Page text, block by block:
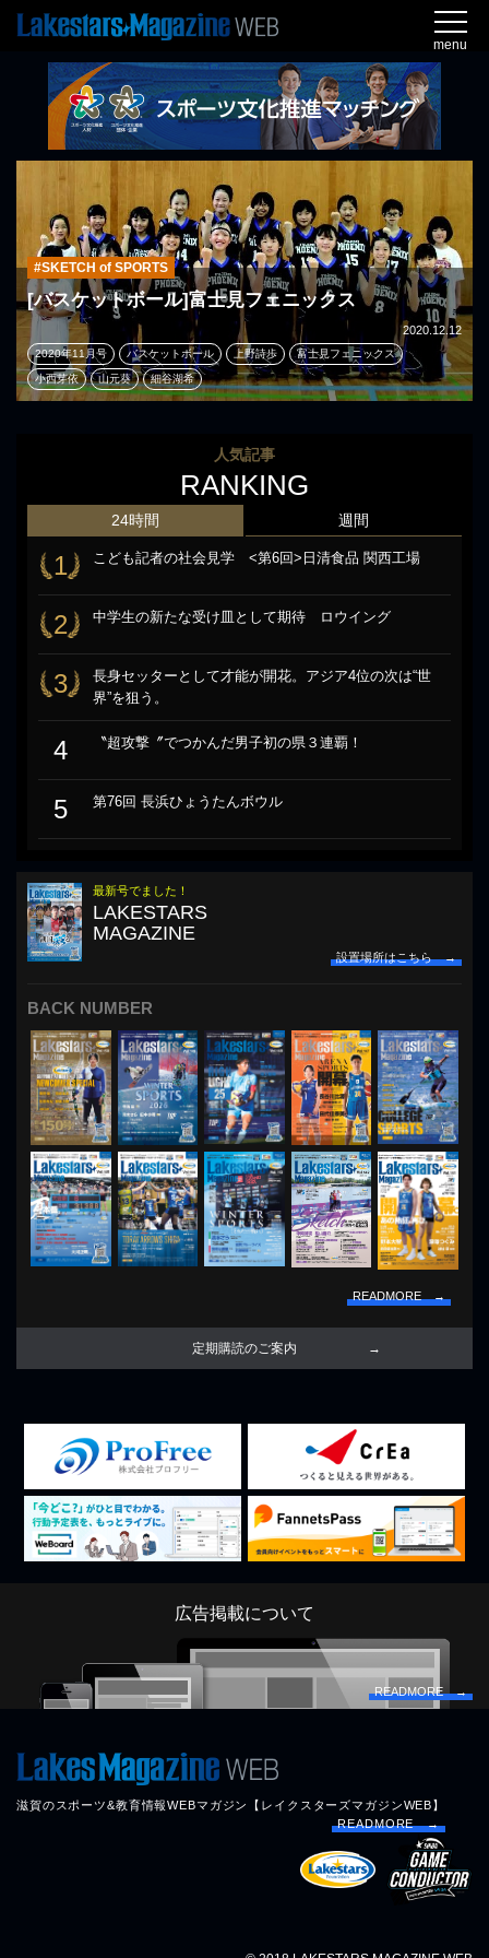
menu
#SKETCH of SPORTS
[バスケットボール]富士見フェニックス
2020.12.12
2020年11月号 バスケットボール 上野詩歩 富士見フェニックス
小西芽依 山元葵 細谷湖希
人気記事
RANKING
24時間
1 こども記者の社会見学 <第6回>日清食品 関西工場
2 中学生の新たな受け皿として期待 ロウイング
3
長身セッターとして才能が開花。アジア4位の次は“世
界”を狙う。
4 〝超攻撃〞でつかんだ男子初の県３連覇！
5 第76回 長浜ひょうたんボウル
週間
最新号でました！
LAKESTARS
MAGAZINE
設置場所はこちら →
BACK NUMBER
READMORE →
定期購読のご案内
広告掲載について
READMORE →
滋賀のスポーツ&教育情報WEBマガジン【レイクスターズマガジンWEB】
READMORE →